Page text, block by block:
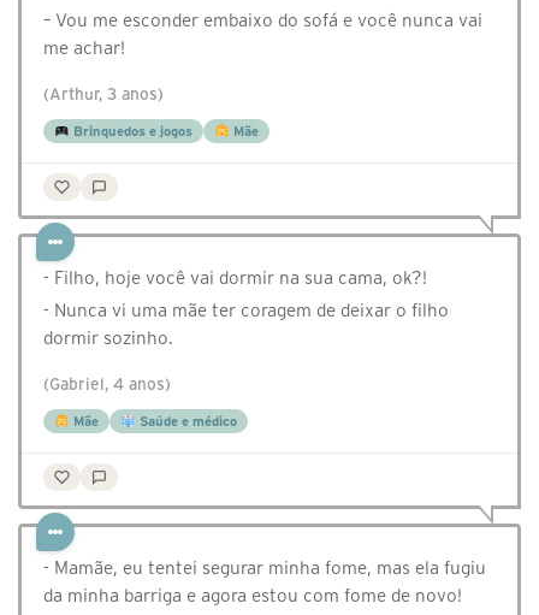
– Vou me esconder embaixo do sofá e você nunca vai
me achar!
(Arthur, 3 anos)
Brinquedos e jogos Mãe
- Filho, hoje você vai dormir na sua cama, ok?!
- Nunca vi uma mãe ter coragem de deixar o filho
dormir sozinho.
(Gabriel, 4 anos)
Mãe Saúde e médico
- Mamãe, eu tentei segurar minha fome, mas ela fugiu
da minha barriga e agora estou com fome de novo!